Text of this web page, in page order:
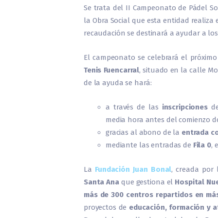
Se trata del II Campeonato de Pádel
la Obra Social que esta entidad realiza
recaudación se destinará a ayudar a
El campeonato se celebrará el próximo
Tenis Fuencarral, situado en la calle
de la ayuda se hará:
a través de las inscripciones
media hora antes del comienzo
gracias al abono de la entrada
mediante las entradas de Fila 0,
La Fundación Juan Bonal, creada por
Santa Anaque gestiona el Hospital
más de 300 centros repartidos en
proyectos de educación, formación y